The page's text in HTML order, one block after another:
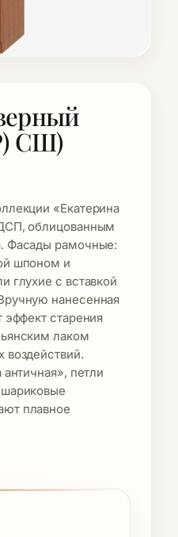
СШ)
цена
цена: 53
«Екатерина
облицованным
Фасады рамочные:
шпоном и
глухие с вставкой
нанесенная
эффект старения
лаком
воздействий.
петли
плавное